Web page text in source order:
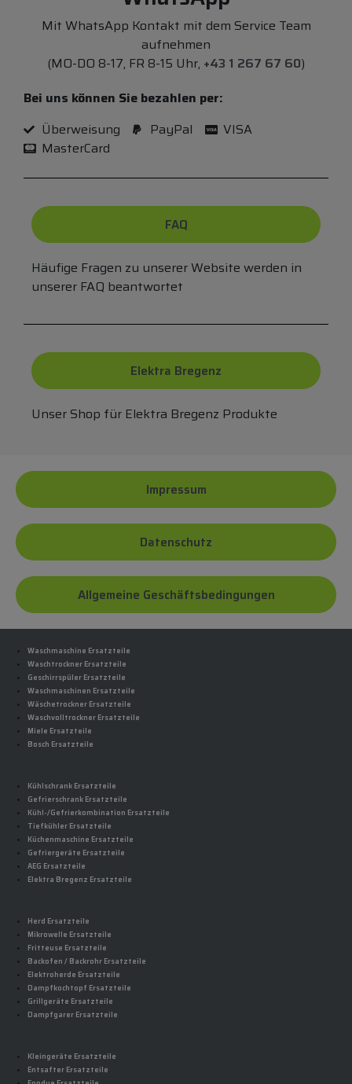
Mit WhatsApp Kontakt mit dem Service Team
aufnehmen
(MO-DO 8-17, FR 8-15 Uhr, +43 1 267 67 60)
Bei uns können Sie bezahlen per:
Überweisung
PayPal
VISA
MasterCard
FAQ
Häufige Fragen zu unserer Website werden in
unserer FAQ beantwortet
Elektra Bregenz
Unser Shop für Elektra Bregenz Produkte
Impressum
Datenschutz
Allgemeine Geschäftsbedingungen
Waschmaschine Ersatzteile
Waschtrockner Ersatzteile
Geschirrspüler Ersatzteile
Waschmaschinen Ersatzteile
Wäschetrockner Ersatzteile
Waschvolltrockner Ersatzteile
Miele Ersatzteile
Bosch Ersatzteile
Kühlschrank Ersatzteile
Gefrierschrank Ersatzteile
Kühl-/Gefrierkombination Ersatzteile
Tiefkühler Ersatzteile
Küchenmaschine Ersatzteile
Gefriergeräte Ersatzteile
AEG Ersatzteile
Elektra Bregenz Ersatzteile
Herd Ersatzteile
Mikrowelle Ersatzteile
Fritteuse Ersatzteile
Backofen / Backrohr Ersatzteile
Elektroherde Ersatzteile
Dampfkochtopf Ersatzteile
Grillgeräte Ersatzteile
Dampfgarer Ersatzteile
Kleingeräte Ersatzteile
Entsafter Ersatzteile